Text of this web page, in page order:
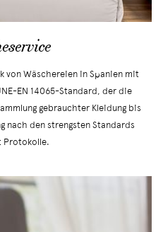
von Wäschereien in Spanien mit
EN 14065-Standard, der die
gebrauchter Kleidung bis
nach den strengsten Standards
Protokolle.